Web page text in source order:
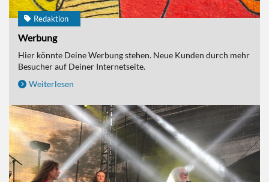
Redaktion
Werbung
Hier könnte Deine Werbung stehen. Neue Kunden durch mehr
Besucher auf Deiner Internetseite.
Weiterlesen